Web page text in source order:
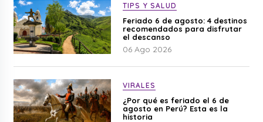
TIPS Y SALUD
Feriado 6 de agosto: 4 destinos
recomendados para disfrutar
el descanso
06 Ago 2026
VIRALES
¿Por qué es feriado el 6 de
agosto en Perú? Esta es la
historia